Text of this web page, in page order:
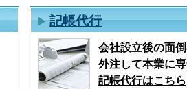
記帳代行
会社設立後の面
外注して本業に
記帳代行はこちら